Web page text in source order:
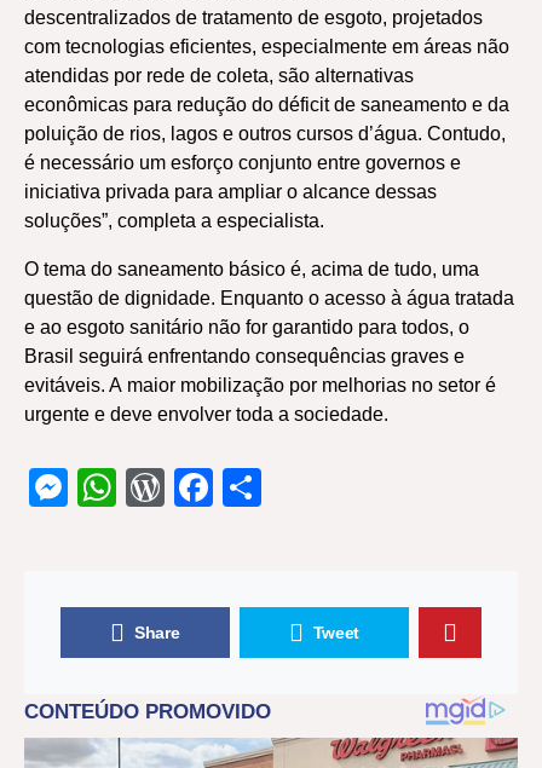
descentralizados de tratamento de esgoto, projetados
com tecnologias eficientes, especialmente em áreas não
atendidas por rede de coleta, são alternativas
econômicas para redução do déficit de saneamento e da
poluição de rios, lagos e outros cursos d’água. Contudo,
é necessário um esforço conjunto entre governos e
iniciativa privada para ampliar o alcance dessas
soluções”, completa a especialista.
O tema do saneamento básico é, acima de tudo, uma
questão de dignidade. Enquanto o acesso à água tratada
e ao esgoto sanitário não for garantido para todos, o
Brasil seguirá enfrentando consequências graves e
evitáveis. A maior mobilização por melhorias no setor é
urgente e deve envolver toda a sociedade.
Messenger
WhatsApp
WordPress
Facebook
Share Tweet